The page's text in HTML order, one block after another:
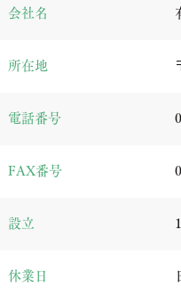
​会社名
所在地
電話番号
FAX番号
設立
休業日